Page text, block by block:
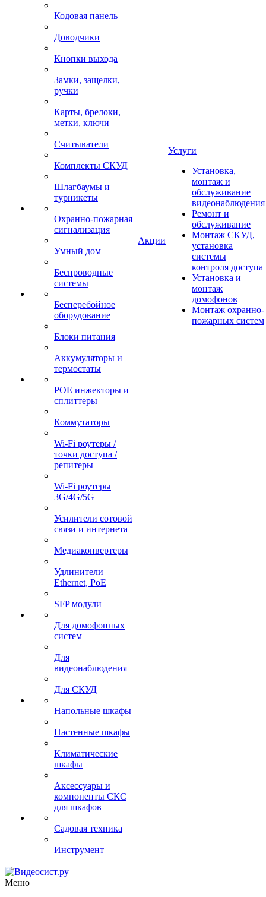
Кодовая панель
Доводчики
Кнопки выхода
Замки, защелки,
ручки
Карты, брелоки,
метки, ключи
Считыватели
Комплекты СКУД
Шлагбаумы и
турникеты
Охранно-пожарная
сигнализация
Умный дом
Беспроводные
системы
Бесперебойное
оборудование
Блоки питания
Аккумуляторы и
термостаты
POE инжекторы и
сплиттеры
Коммутаторы
Wi-Fi роутеры /
точки доступа /
репитеры
Wi-Fi роутеры
3G/4G/5G
Усилители сотовой
связи и интернета
Медиаконвертеры
Удлинители
Ethernet, PoE
SFP модули
Для домофонных
систем
Для
видеонаблюдения
Для СКУД
Напольные шкафы
Настенные шкафы
Климатические
шкафы
Аксессуары и
компоненты СКС
для шкафов
Садовая техника
Инструмент
Акции
Услуги
Установка,
монтаж и
обслуживание
видеонаблюдения
Ремонт и
обслуживание
Монтаж СКУД,
установка
системы
контроля доступа
Установка и
монтаж
домофонов
Монтаж охранно-
пожарных систем
Меню